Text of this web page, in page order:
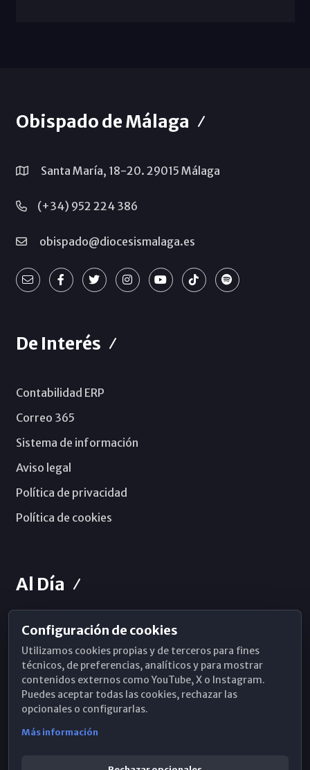
Obispado de Málaga
Santa María, 18-20. 29015 Málaga
(+34) 952 224 386
obispado@diocesismalaga.es
De Interés
Contabilidad ERP
Correo 365
Sistema de información
Aviso legal
Política de privacidad
Política de cookies
Al Día
Horarios de Misa
Hemeroteca
WhatsApp
Configuración de cookies
Utilizamos cookies propias y de terceros para fines
técnicos, de preferencias, analíticos y para mostrar
contenidos externos como YouTube, X o Instagram.
Puedes aceptar todas las cookies, rechazar las
opcionales o configurarlas.
Más información